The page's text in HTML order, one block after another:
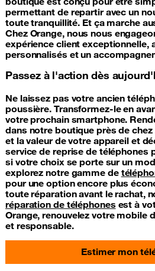
permettant de repartir avec un
toute tranquillité. Et ça marche
Chez Orange, nous nous
expérience client exceptionnelle,
personnalisés et un
Passez à l'action dès
Ne laissez pas votre ancien
poussière. Transformez-le en
votre prochain smartphone.
dans notre boutique près de
et la valeur de votre appareil et
service de reprise de téléphones
si votre choix se porte sur un
explorez notre gamme de
pour une option encore plus
toute réparation avant le rachat,
réparation de téléphones est à
Orange, renouvelez votre mobile
et responsable.
Estimer mon